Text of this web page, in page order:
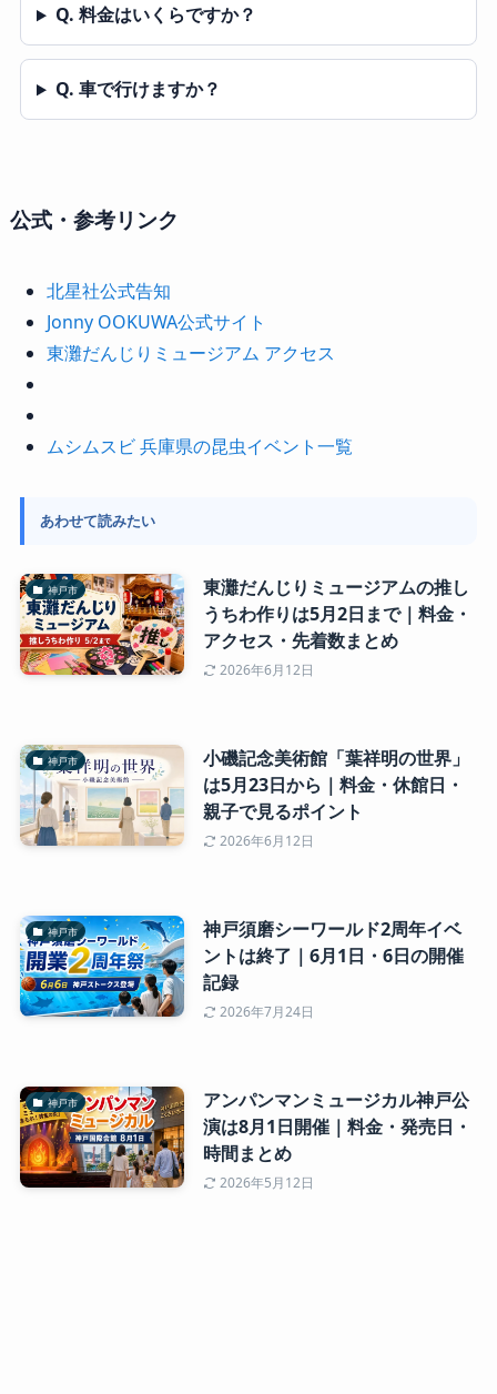
Q. 料金はいくらですか？
Q. 車で行けますか？
公式・参考リンク
北星社公式告知
Jonny OOKUWA公式サイト
東灘だんじりミュージアム アクセス
ムシムスビ 兵庫県の昆虫イベント一覧
あわせて読みたい
神戸市
東灘だんじりミュージアムの推し
うちわ作りは5月2日まで｜料金・
アクセス・先着数まとめ
2026年6月12日
神戸市
小磯記念美術館「葉祥明の世界」
は5月23日から｜料金・休館日・
親子で見るポイント
2026年6月12日
神戸市
神戸須磨シーワールド2周年イベ
ントは終了｜6月1日・6日の開催
記録
2026年7月24日
神戸市
アンパンマンミュージカル神戸公
演は8月1日開催｜料金・発売日・
時間まとめ
2026年5月12日